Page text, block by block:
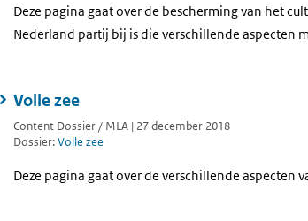
Deze pagina gaat over de bescherming van het
Nederland partij bij is die verschillende aspecten
Volle zee
Content Dossier / MLA | 27 december 2018
Dossier:Volle zee
Deze pagina gaat over de verschillende aspecten